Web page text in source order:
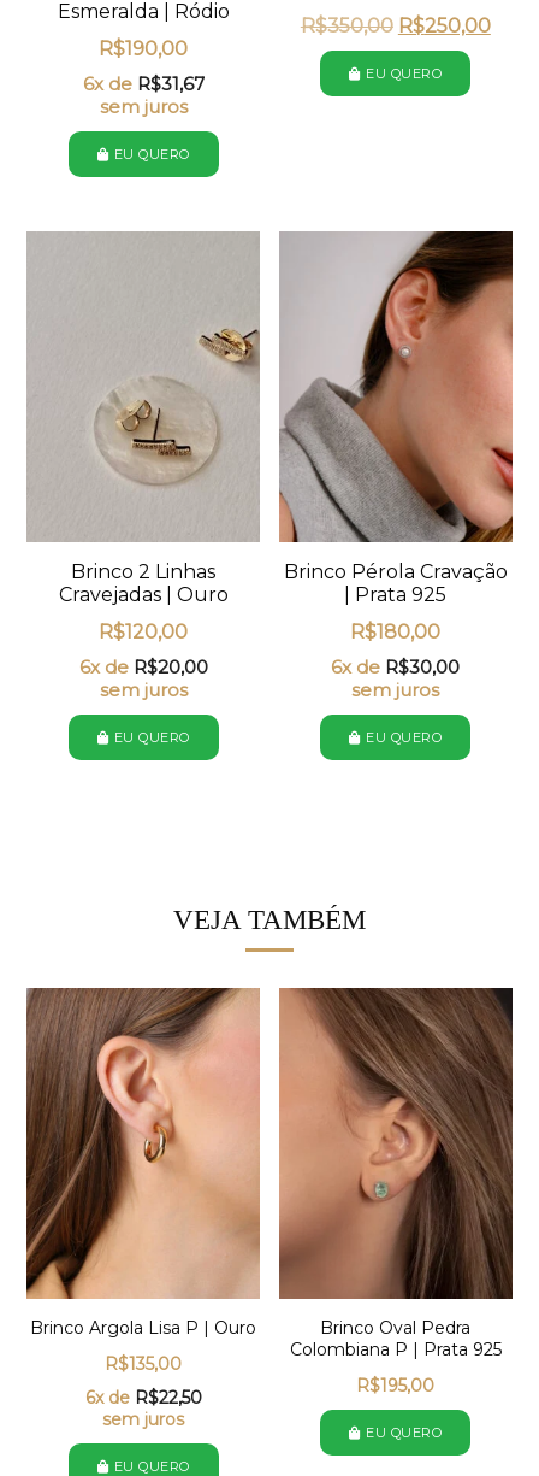
Esmeralda | Ródio
R$190,00
6x de R$31,67
sem juros
EU QUERO
R$350,00 R$250,00
EU QUERO
Brinco 2 Linhas
Cravejadas | Ouro
R$120,00
6x de R$20,00
sem juros
EU QUERO
Brinco Pérola Cravação
| Prata 925
R$180,00
6x de R$30,00
sem juros
EU QUERO
VEJA TAMBÉM
Brinco Argola Lisa P | Ouro
R$135,00
6x de R$22,50
sem juros
EU QUERO
Brinco Oval Pedra
Colombiana P | Prata 925
R$195,00
EU QUERO